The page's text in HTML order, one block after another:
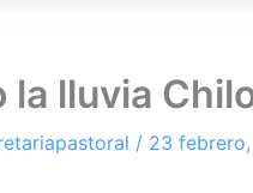
la lluvia
/ 23